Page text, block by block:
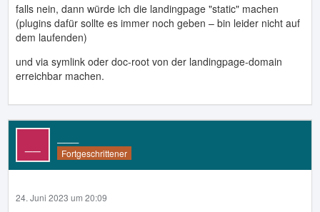
falls nein, dann würde ich die landingpage "static" machen
(plugins dafür sollte es immer noch geben – bin leider nicht auf
dem laufenden)
und via symlink oder doc-root von der landingpage-domain
erreichbar machen.
Fortgeschrittener
24. Juni 2023 um 20:09